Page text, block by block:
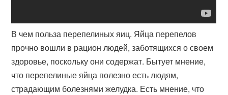
В чем польза перепелиных яиц. Яйца перепелов
прочно вошли в рацион людей, заботящихся о своем
здоровье, поскольку они содержат. Бытует мнение,
что перепелиные яйца полезно есть людям,
страдающим болезнями желудка. Есть мнение, что